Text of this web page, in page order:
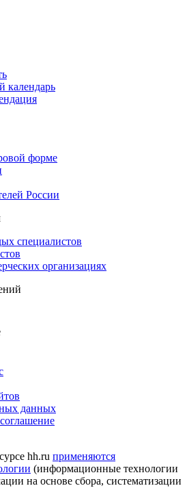
календарь
форме
России
специалистов
организациях
данных
hh.ru применяются
(информационные технологии
на основе сбора, систематизации